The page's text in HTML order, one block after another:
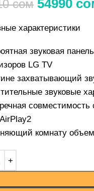
сом 54990
характеристики
звуковая
LG TV
захватывающий
звуковые
комнату